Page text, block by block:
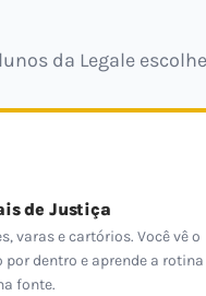
da Legale
de Justiça
varas e cartórios. Você vê o
por dentro e aprende a rotina
fonte.